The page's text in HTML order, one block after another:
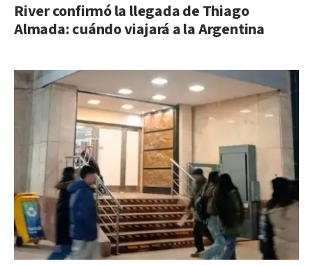
River confirmó la llegada de Thiago
Almada: cuándo viajará a la Argentina